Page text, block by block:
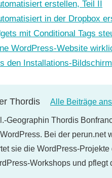
erstellen, Teil II
in der Dropbox
mit Conditional Tags
WordPress-Website
den Installations-
Thordis Alle Beiträge
Geographin Thordis
Bei der perun.net
sie die WordPress-
Workshops und pflegt